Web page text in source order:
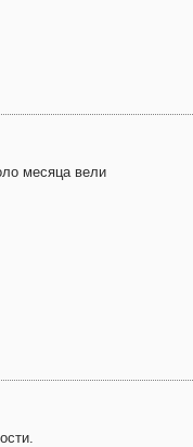
месяца вели